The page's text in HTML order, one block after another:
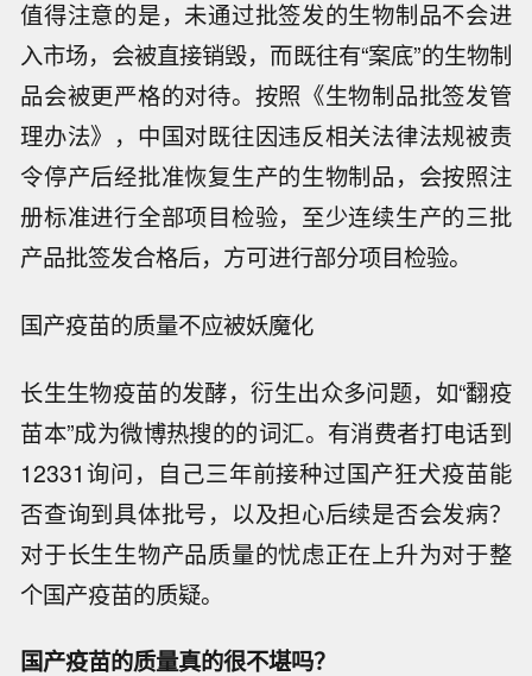
值得注意的是，未通过批签发的生物制品不会进
入市场，会被直接销毁，而既往有“案底”的生物制
品会被更严格的对待。按照《生物制品批签发管
理办法》，中国对既往因违反相关法律法规被责
令停产后经批准恢复生产的生物制品，会按照注
册标准进行全部项目检验，至少连续生产的三批
产品批签发合格后，方可进行部分项目检验。
国产疫苗的质量不应被妖魔化
长生生物疫苗的发酵，衍生出众多问题，如“翻疫
苗本”成为微博热搜的的词汇。有消费者打电话到
12331询问，自己三年前接种过国产狂犬疫苗能
否查询到具体批号，以及担心后续是否会发病？
对于长生生物产品质量的忧虑正在上升为对于整
个国产疫苗的质疑。
国产疫苗的质量真的很不堪吗？